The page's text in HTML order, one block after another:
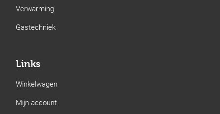
Verwarming
Gastechniek
Links
Winkelwagen
Mijn account